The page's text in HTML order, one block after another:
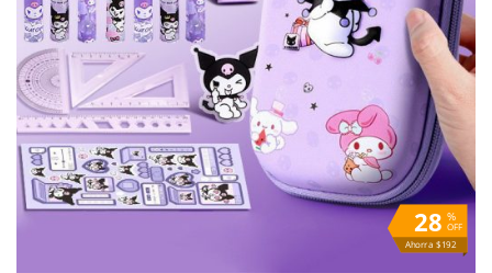
%
OFF
28
Ahorra $192